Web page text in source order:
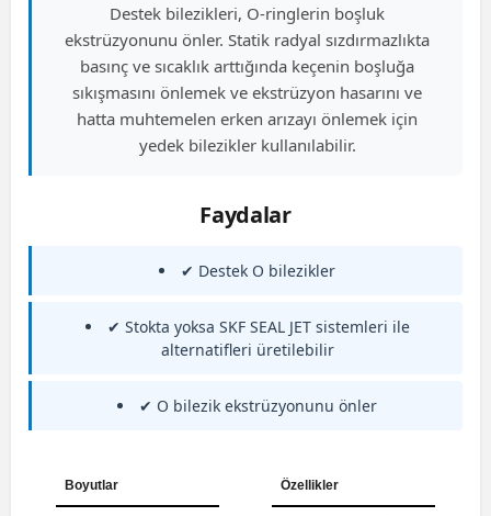
Destek bilezikleri, O-ringlerin boşluk
ekstrüzyonunu önler. Statik radyal sızdırmazlıkta
basınç ve sıcaklık arttığında keçenin boşluğa
sıkışmasını önlemek ve ekstrüzyon hasarını ve
hatta muhtemelen erken arızayı önlemek için
yedek bilezikler kullanılabilir.
Faydalar
✔ Destek O bilezikler
✔ Stokta yoksa SKF SEAL JET sistemleri ile
alternatifleri üretilebilir
✔ O bilezik ekstrüzyonunu önler
Boyutlar Özellikler